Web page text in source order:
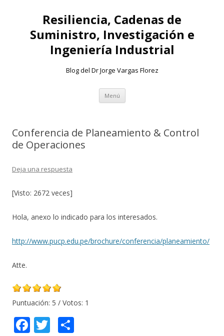
Resiliencia, Cadenas de
Suministro, Investigación e
Ingeniería Industrial
Blog del Dr Jorge Vargas Florez
Menú Ir
contenido
Conferencia de Planeamiento & Control
de Operaciones
Deja una respuesta
[Visto: 2672 veces]
Hola, anexo lo indicado para los interesados.
http://www.pucp.edu.pe/brochure/conferencia/planeamiento/
Atte.
Puntuación: 5 / Votos: 1
F T